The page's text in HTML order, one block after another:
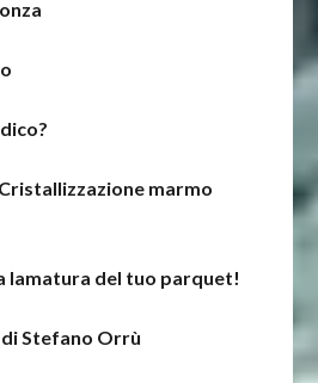
marmo
lamatura del tuo parquet!
di Stefano Orrù